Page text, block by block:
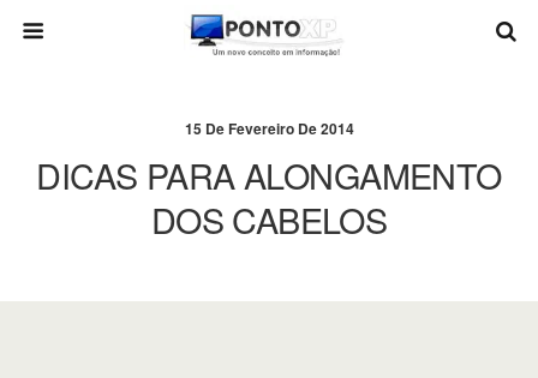
15 De Fevereiro De 2014
DICAS PARA ALONGAMENTO
DOS CABELOS